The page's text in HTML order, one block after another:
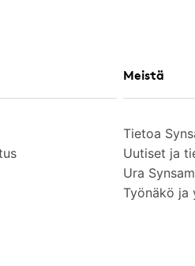
Meistä
Tietoa
Uutiset ja
Ura
Työnäkö ja